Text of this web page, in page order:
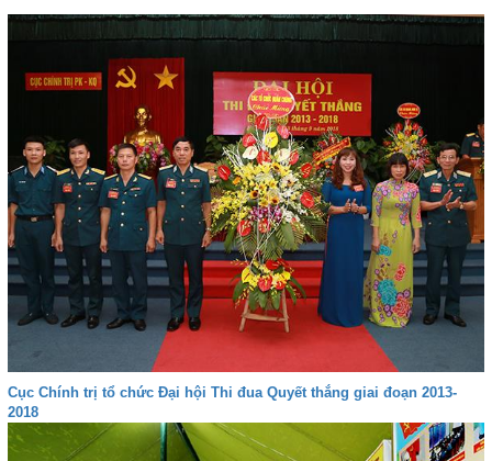
Cục Chính trị tổ chức Đại hội Thi đua Quyết thắng giai đoạn 2013-
2018